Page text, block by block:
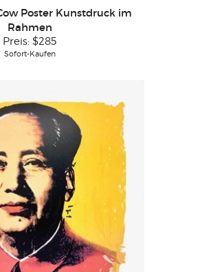
Poster Kunstdruck im
Rahmen
Preis:$285
Sofort-Kaufen